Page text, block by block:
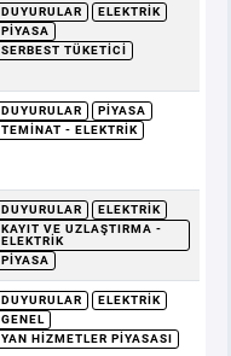
DUYURULAR
ELEKTRIK
PIYASA
SERBEST TÜKETICI
DUYURULAR
PIYASA
TEMINAT - ELEKTRIK
DUYURULAR
ELEKTRIK
KAYIT VE UZLAŞTIRMA -
ELEKTRIK
PIYASA
DUYURULAR
ELEKTRIK
GENEL
YAN HIZMETLER PIYASASI